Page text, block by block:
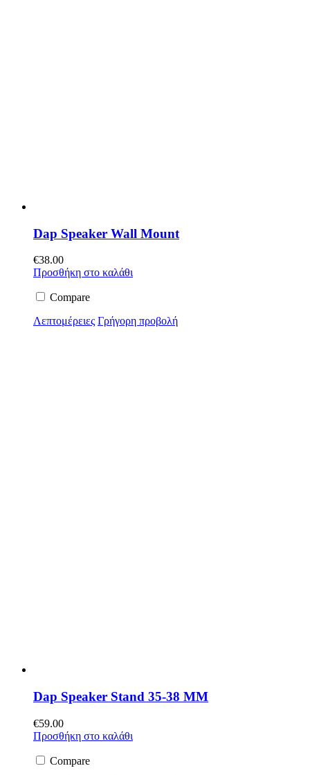
Dap Speaker Wall Mount
€38.00
Προσθήκη στο καλάθι
Compare
Λεπτομέρειες Γρήγορη προβολή
Dap Speaker Stand 35-38 MM
€59.00
Προσθήκη στο καλάθι
Compare